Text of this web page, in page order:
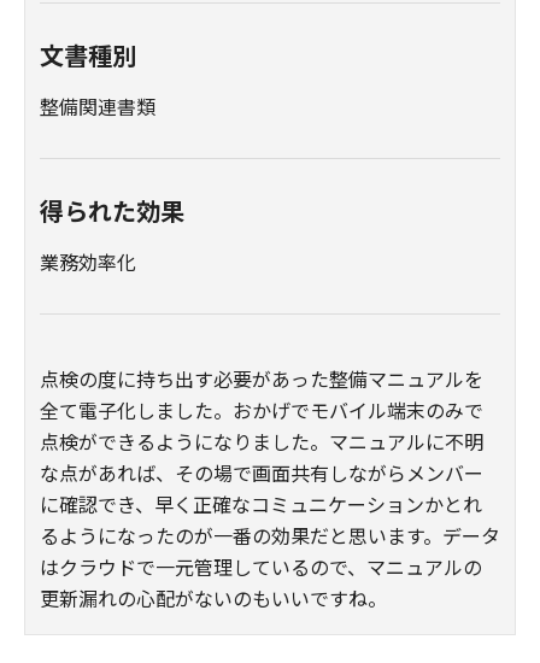
文書種別
整備関連書類
得られた効果
業務効率化
点検の度に持ち出す必要があった整備マニュアルを
全て電子化しました。おかげでモバイル端末のみで
点検ができるようになりました。マニュアルに不明
な点があれば、その場で画面共有しながらメンバー
に確認でき、早く正確なコミュニケーションかとれ
るようになったのが一番の効果だと思います。データ
はクラウドで一元管理しているので、マニュアルの
更新漏れの心配がないのもいいですね。